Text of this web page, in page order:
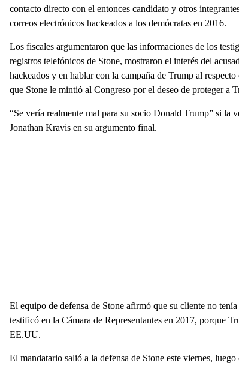
contacto directo con el entonces candidato y otros
correos electrónicos hackeados a los demócratas en 2016.
Los fiscales argumentaron que las informaciones de los
registros telefónicos de Stone, mostraron el interés del
hackeados y en hablar con la campaña de Trump al
que Stone le mintió al Congreso por el deseo de proteger a
“Se vería realmente mal para su socio Donald Trump” si la
Jonathan Kravis en su argumento final.
El equipo de defensa de Stone afirmó que su cliente no
testificó en la Cámara de Representantes en 2017, porque
EE.UU.
El mandatario salió a la defensa de Stone este viernes,